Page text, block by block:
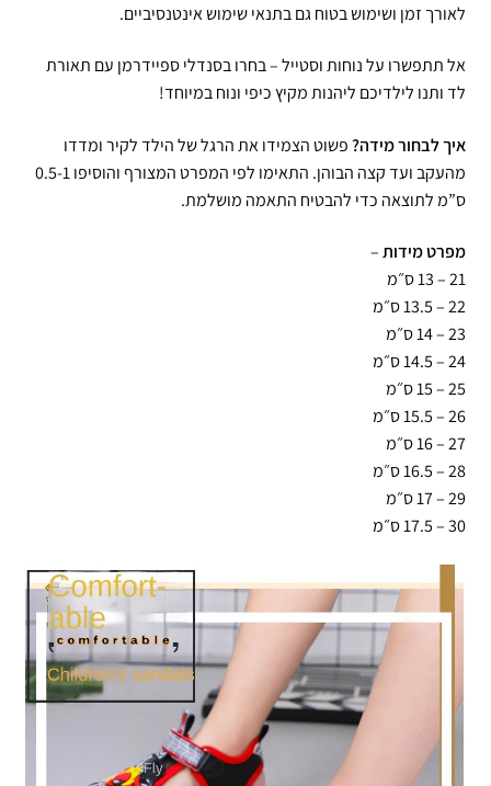
לאורך זמן ושימוש בטוח גם בתנאי שימוש אינטנסיביים.
אל תתפשרו על נוחות וסטייל – בחרו בסנדלי ספיידרמן עם תאורת
לד ותנו לילדיכם ליהנות מקיץ כיפי ונוח במיוחד!
איך לבחור מידה?פשוט הצמידו את הרגל של הילד לקיר ומדדו
מהעקב ועד קצה הבוהן. התאימו לפי המפרט המצורף והוסיפו 0.5-1
ס”מ לתוצאה כדי להבטיח התאמה מושלמת.
מפרט מידות–
21 – 13 ס״מ
22 – 13.5 ס״מ
23 – 14 ס״מ
24 – 14.5 ס״מ
25 – 15 ס״מ
26 – 15.5 ס״מ
27 – 16 ס״מ
28 – 16.5 ס״מ
29 – 17 ס״מ
30 – 17.5 ס״מ